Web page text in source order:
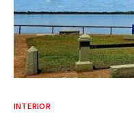
INTERIOR